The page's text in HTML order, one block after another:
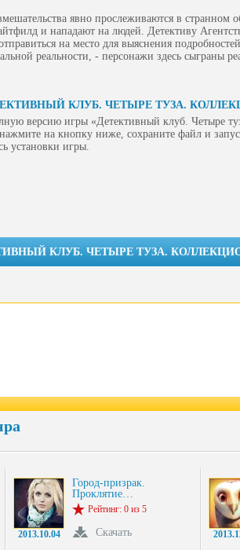
явно прослеживаются в странном
и нападают на людей. Детективу
на место для выяснения
реальности, - персонажи здесь сыграны
КЛУБ. ЧЕТЫРЕ ТУЗА.
версию игры «Детективный клуб. Четыре
на кнопку ниже, сохраните файл и
установки игры.
КЛУБ. ЧЕТЫРЕ ТУЗА.
2013.10.04
Город-призрак.
Проклятие…
Рейтинг: 0 из 5
Скачать